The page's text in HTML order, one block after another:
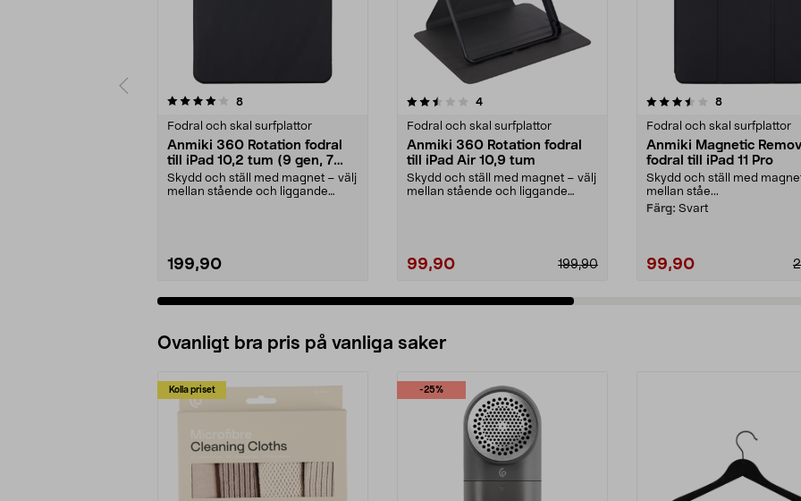
8recensioner
Fodral och skal surfplattor
Anmiki 360 Rotation fodral
till iPad 10,2 tum (9 gen, 7
gen, 8 gen)
Skydd och ställ med magnet – välj
mellan stående och liggande
199,90
2.5 av 5 stjärnor 4recensioner
Fodral och skal surfplattor
Anmiki 360 Rotation fodral
till iPad Air 10,9 tum
Skydd och ställ med magnet – välj
mellan stående och liggande
99,90 199,90
3.5 av 5 stjärnor 8recensioner
Fodral och skal surfplattor
Anmiki Magnetic
fodral till iPad 11 Pro
Skydd och ställ med
mellan ståe...
Färg: Svart
99,90
4.0 av 5 stjärnor
Ovanligt bra pris på vanliga saker
Kolla priset -25%